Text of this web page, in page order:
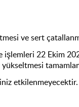
ve sert
işlemleri 22 Ekim
etkilenmeyecektir.